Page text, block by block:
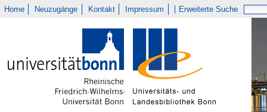
Home Neuzugänge Kontakt Impressum Erweiterte Suche